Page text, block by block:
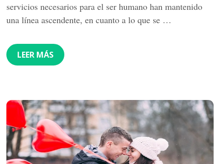
servicios necesarios para el ser humano han mantenido
una línea ascendente, en cuanto a lo que se …
LEER MÁS